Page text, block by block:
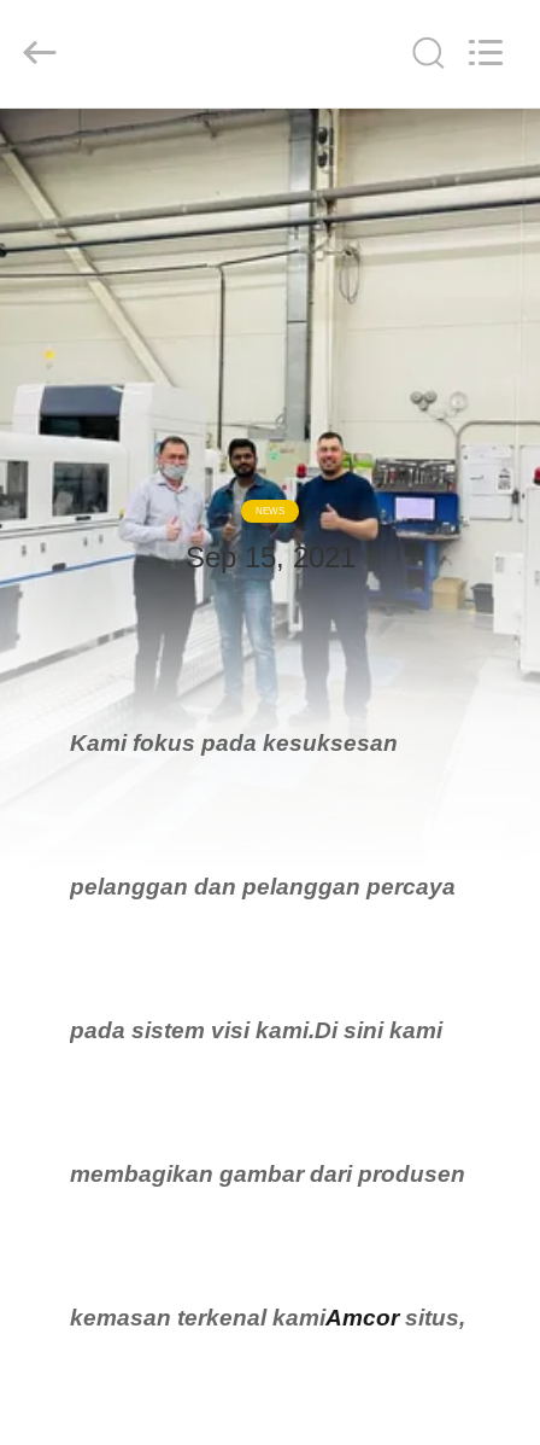
RUMAH
PRODUK
TENTANG
TUR
PABRIK
KONTROL
KUALITAS
HUBUNGI
KAMI
BERITA
POLICY
Co.,Ltd.
NEWS
Sep 15, 2021
Kami fokus pada kesuksesan
pelanggan dan pelanggan percaya
pada sistem visi kami.Di sini kami
membagikan gambar dari produsen
kemasan terkenal kamiAmcorsitus,